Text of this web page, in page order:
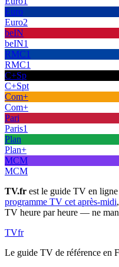
Euro
Euro2
beIN
beIN1
RMC1
RMC1
C+Sp
C+Spt
Com+
Com+
Pari
Paris1
Plan
Plan+
MCM
MCM
TV.fr est le guide TV en
programme TV cet après-midi
TV heure par heure — ne
TVfr
Le guide TV de référence en